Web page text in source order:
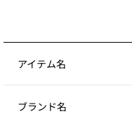
アイテム名
ブランド名